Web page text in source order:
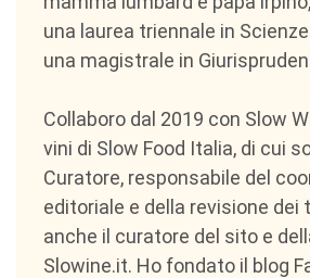
una laurea triennale in
una magistrale in
Collaboro dal 2019 con Slow
vini di Slow Food Italia, di cui
Curatore, responsabile del
editoriale e della revisione dei
anche il curatore del sito e
Slowine.it. Ho fondato il blog